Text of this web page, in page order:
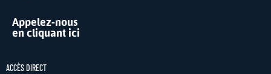
Appelez-nous
en cliquant ici
ACCÈS DIRECT